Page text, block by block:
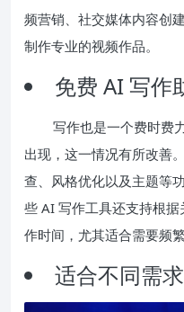
频营销、社交媒体内容创
制作专业的视频作品。
免费 AI 写作
写作也是一个费时费
出现，这一情况有所改善
查、风格优化以及主题等
些 AI 写作工具还支持根
作时间，尤其适合需要频
适合不同需